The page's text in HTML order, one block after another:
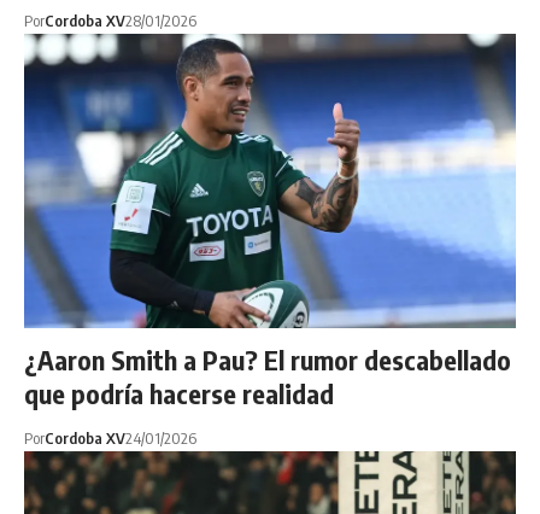
PorCordoba XV28/01/2026
¿Aaron Smith a Pau? El rumor descabellado
que podría hacerse realidad
PorCordoba XV24/01/2026